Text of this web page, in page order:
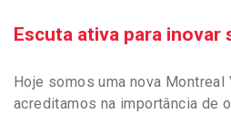
Escuta ativa para inovar
Hoje somos uma nova Montreal
acreditamos na importância de